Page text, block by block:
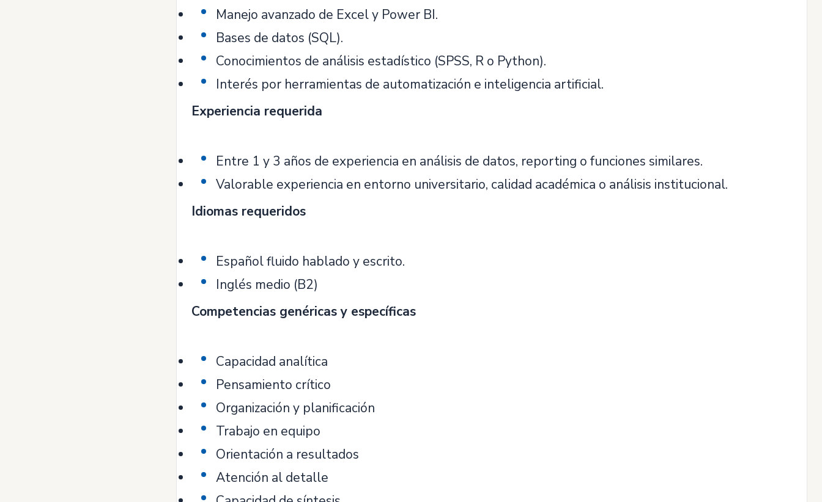
Manejo avanzado de Excel y Power BI.
Bases de datos (SQL).
Conocimientos de análisis estadístico (SPSS, R o Python).
Interés por herramientas de automatización e inteligencia artificial.
Experiencia requerida
Entre 1 y 3 años de experiencia en análisis de datos, reporting o funciones similares.
Valorable experiencia en entorno universitario, calidad académica o análisis institucional.
Idiomas requeridos
Español fluido hablado y escrito.
Inglés medio (B2)
Competencias genéricas y específicas
Capacidad analítica
Pensamiento crítico
Organización y planificación
Trabajo en equipo
Orientación a resultados
Atención al detalle